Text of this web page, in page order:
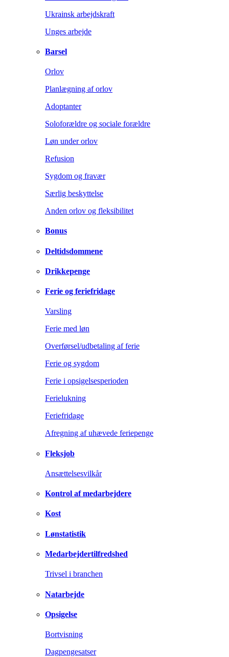
Ukrainsk arbejdskraft
Unges arbejde
Barsel
Orlov
Planlægning af orlov
Adoptanter
Soloforældre og sociale forældre
Løn under orlov
Refusion
Sygdom og fravær
Særlig beskyttelse
Anden orlov og fleksibilitet
Bonus
Deltidsdommene
Drikkepenge
Ferie og feriefridage
Varsling
Ferie med løn
Overførsel/udbetaling af ferie
Ferie og sygdom
Ferie i opsigelsesperioden
Ferielukning
Feriefridage
Afregning af uhævede feriepenge
Fleksjob
Ansættelsesvilkår
Kontrol af medarbejdere
Kost
Lønstatistik
Medarbejdertilfredshed
Trivsel i branchen
Natarbejde
Opsigelse
Bortvisning
Dagpengesatser